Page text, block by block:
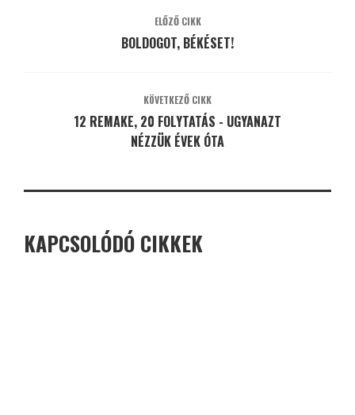
ELŐZŐ CIKK
BOLDOGOT, BÉKÉSET!
KÖVETKEZŐ CIKK
12 REMAKE, 20 FOLYTATÁS - UGYANAZT
NÉZZÜK ÉVEK ÓTA
KAPCSOLÓDÓ CIKKEK